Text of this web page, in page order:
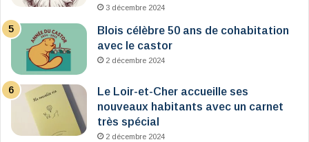
3 décembre 2024
Blois célèbre 50 ans de cohabitation
avec le castor
2 décembre 2024
Le Loir-et-Cher accueille ses
nouveaux habitants avec un carnet
très spécial
2 décembre 2024